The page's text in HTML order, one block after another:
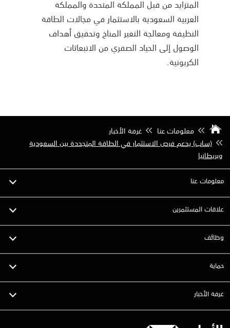
المتزايد من قبل المملكة المتحدة والمملكة
العربية السعودية بالاستثمار في مجالات الطاقة
النظيفة ومعالجة التغير المناخ وتحقيق أهداف
الوصول إلى الحياد الصفري من الانبعاثات
الكربونية.
معلومات عنا
غرفة الأخبار
(ساب) يدعم فرص الاستثمار في الطاقة المتجددة بين السعودية
وبريطانيا
معلومات عنا
علاقات المستثمرين
وظائف
حماية
غرفة الأخبار